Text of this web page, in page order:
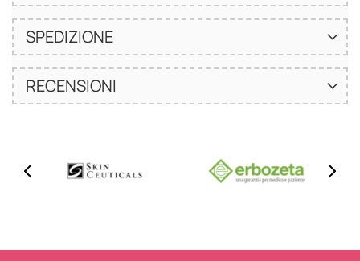
SPEDIZIONE
RECENSIONI